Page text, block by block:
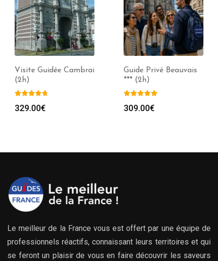
Visite Guidée Cambrai
(2h)
329.00€
Guide Privé Beauvais
*** (2h)
309.00€
Le meilleur de la France vous est offert par une équipe de
professionnels réactifs, connaissant leurs territoires et qui
se feront un plaisir de vous en faire découvrir les saveurs